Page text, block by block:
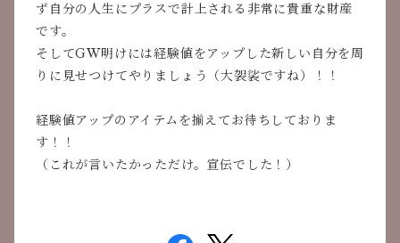
ず自分の人生にプラスで計上される非常に貴重な財産
です。
そしてGW明けには経験値をアップした新しい自分を周
りに見せつけてやりましょう（大袈裟ですね）！！
経験値アップのアイテムを揃えてお待ちしておりま
す！！
（これが言いたかっただけ。宣伝でした！）